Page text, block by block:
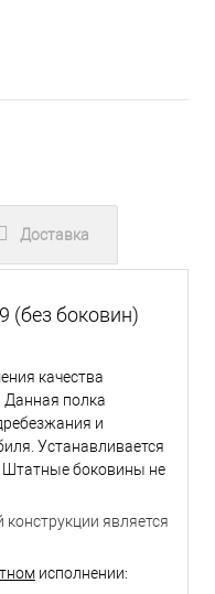
Доставка
(без боковин)
качества
Данная полка
и
Устанавливается
Штатные боковины не
является
исполнении: